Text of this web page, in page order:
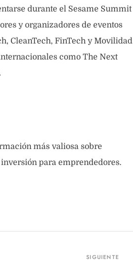
durante el Sesame Summit
y organizadores de eventos
CleanTech, FinTech y Movilidad
como The Next
más valiosa sobre
para emprendedores.